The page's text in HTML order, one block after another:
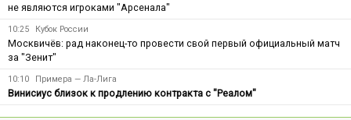
не являются игроками "Арсенала"
10:25 Кубок России
Москвичёв: рад наконец-то провести свой первый официальный матч
за "Зенит"
10:10 Примера — Ла-Лига
Винисиус близок к продлению контракта с "Реалом"